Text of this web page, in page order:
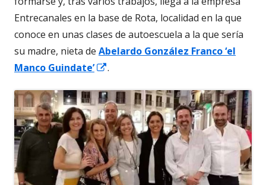
Entrecanales en la base de Rota, localidad en la que
conoce en unas clases de autoescuela a la que sería
su madre, nieta de Abelardo González Franco ‘el
Manco Guindate’
Abrir
una
ventana
nueva
.